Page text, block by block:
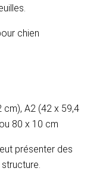
chien
cm), A2 (42 x 59,4
80 x 10 cm
présenter des